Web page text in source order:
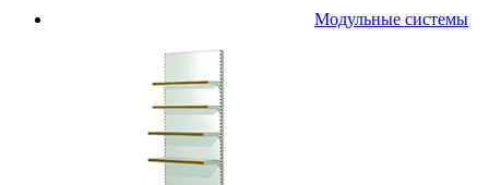
Модульные системы